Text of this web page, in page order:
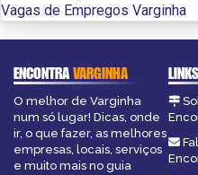
Vagas de Empregos Varginha
ENCONTRAVARGINHA
O melhor de Varginha
num só lugar! Dicas, onde
ir, o que fazer, as melhores
empresas, locais, serviços
e muito mais no guia